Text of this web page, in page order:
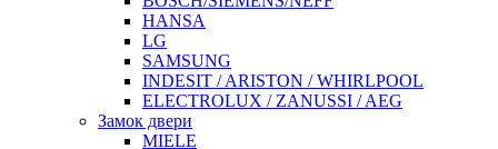
HANSA
LG
SAMSUNG
INDESIT / ARISTON / WHIRLPOOL
ELECTROLUX / ZANUSSI / AEG
Замок двери
MIELE